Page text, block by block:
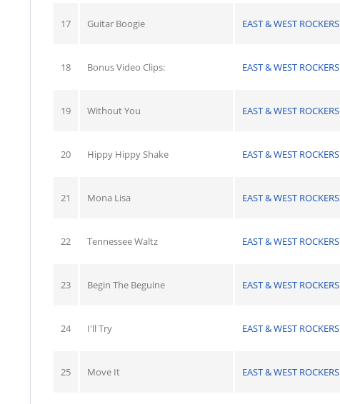
17 Guitar Boogie EAST & WEST ROCKERS
18 Bonus Video Clips: EAST & WEST ROCKERS
19 Without You EAST & WEST ROCKERS
20 Hippy Hippy Shake EAST & WEST ROCKERS
21 Mona Lisa EAST & WEST ROCKERS
22 Tennessee Waltz EAST & WEST ROCKERS
23 Begin The Beguine EAST & WEST ROCKERS
24 I'll Try EAST & WEST ROCKERS
25 Move It EAST & WEST ROCKERS